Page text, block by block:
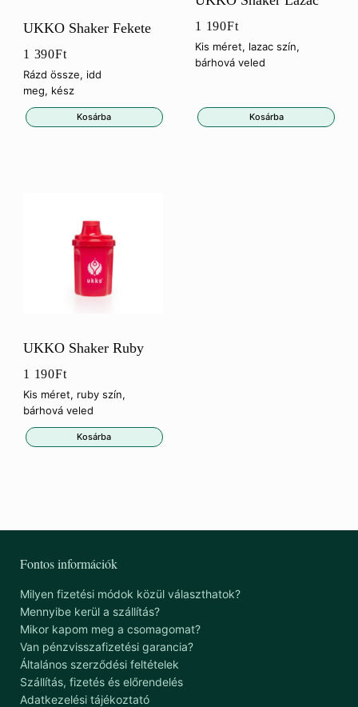
UKKO Shaker Fekete
1 390Ft
Rázd össze, idd
meg, kész
Kosárba
1 190Ft
Kis méret, lazac szín,
bárhová veled
Kosárba
UKKO Shaker Ruby
1 190Ft
Kis méret, ruby szín,
bárhová veled
Kosárba
Fontos információk
Milyen fizetési módok közül választhatok?
Mennyibe kerül a szállítás?
Mikor kapom meg a csomagomat?
Van pénzvisszafizetési garancia?
Általános szerződési feltételek
Szállítás, fizetés és előrendelés
Adatkezelési tájékoztató